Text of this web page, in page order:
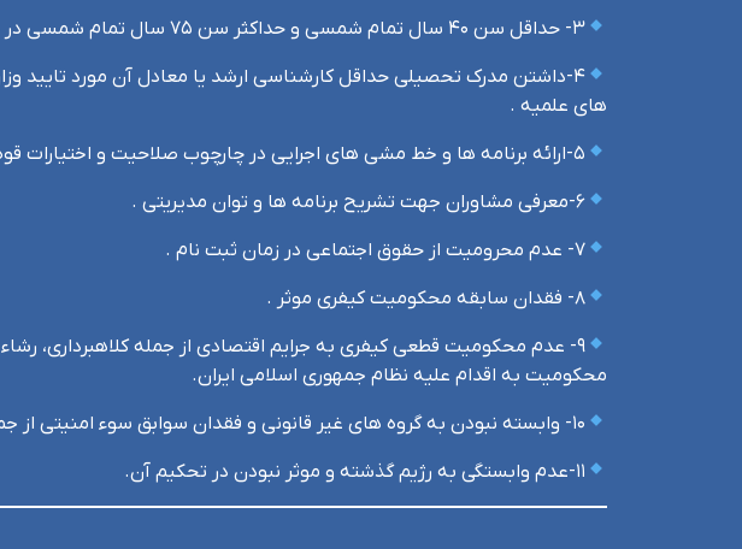
۳- حداقل سن ۴۰ سال تمام شمسی و حداکثر سن ۷۵ سال تمام شمسی در هنگام ثبت نام .
۴-داشتن مدرک تحصیلی حداقل کارشناسی ارشد یا معادل آن مورد تایید
های علمیه .
۵-ارائه برنامه ها و خط مشی های اجرایی در چارچوب صلاحیت و اختیارات قوه مجریه مبتنی بر اسناد بالادستی از جمله قانون اساسی و سیاست های کلی نظام .
۶-معرفی مشاوران جهت تشریح برنامه ها و توان مدیریتی .
۷- عدم محرومیت از حقوق اجتماعی در زمان ثبت نام .
۸- فقدان سابقه محکومیت کیفری موثر .
۹- عدم محکومیت قطعی کیفری به جرایم اقتصادی از جمله کلاهبرداری،
محکومیت به اقدام علیه نظام جمهوری اسلامی ایران.
۱۰- وابسته نبودن به گروه های غیر قانونی و فقدان سوابق سوء امنیتی از جمله در فتنه سال ۱۳۸۸.
۱۱-عدم وابستگی به رژیم گذشته و موثر نبودن در تحکیم آن.